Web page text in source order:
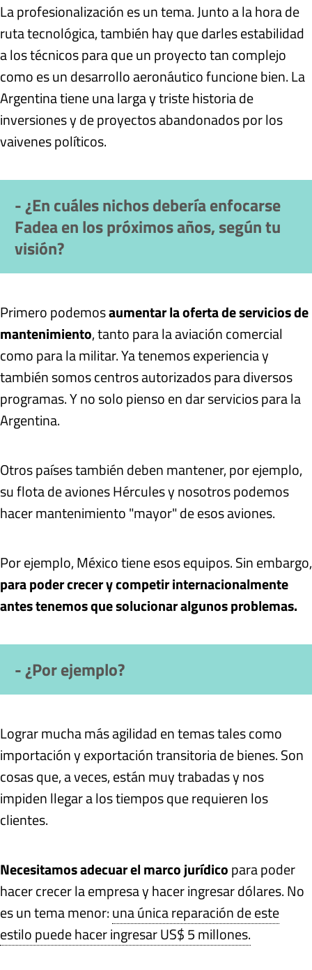
La profesionalización es un tema. Junto a la hora de
ruta tecnológica, también hay que darles estabilidad
a los técnicos para que un proyecto tan complejo
como es un desarrollo aeronáutico funcione bien. La
Argentina tiene una larga y triste historia de
inversiones y de proyectos abandonados por los
vaivenes políticos.
- ¿En cuáles nichos debería enfocarse
Fadea en los próximos años, según tu
visión?
Primero podemosaumentar la oferta de servicios de
mantenimiento, tanto para la aviación comercial
como para la militar. Ya tenemos experiencia y
también somos centros autorizados para diversos
programas. Y no solo pienso en dar servicios para la
Argentina.
Otros países también deben mantener, por ejemplo,
su flota de aviones Hércules y nosotros podemos
hacer mantenimiento "mayor" de esos aviones.
Por ejemplo, México tiene esos equipos. Sin embargo,
para poder crecer y competir internacionalmente
antes tenemos que solucionar algunos problemas.
- ¿Por ejemplo?
Lograr mucha más agilidad en temas tales como
importación y exportación transitoria de bienes. Son
cosas que, a veces, están muy trabadas y nos
impiden llegar a los tiempos que requieren los
clientes.
Necesitamos adecuar el marco jurídicopara poder
hacer crecer la empresa y hacer ingresar dólares. No
es un tema menor:una única reparación de este
estilo puede hacer ingresar US$ 5 millones.